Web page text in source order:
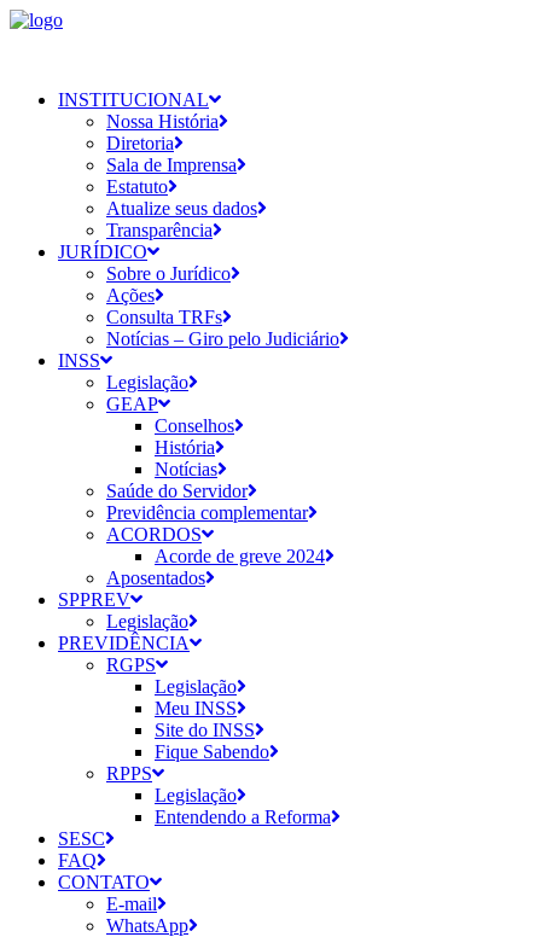
INSTITUCIONAL
Nossa História
Diretoria
Sala de Imprensa
Estatuto
Atualize seus dados
Transparência
JURÍDICO
Sobre o Jurídico
Ações
Consulta TRFs
Notícias – Giro pelo Judiciário
INSS
Legislação
GEAP
Conselhos
História
Notícias
Saúde do Servidor
Previdência complementar
ACORDOS
Acorde de greve 2024
Aposentados
SPPREV
Legislação
PREVIDÊNCIA
RGPS
Legislação
Meu INSS
Site do INSS
Fique Sabendo
RPPS
Legislação
Entendendo a Reforma
SESC
FAQ
CONTATO
E-mail
WhatsApp